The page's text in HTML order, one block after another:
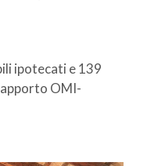
ipotecati e 139
OMI-